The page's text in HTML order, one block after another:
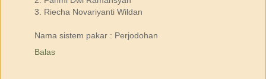
3. Riecha Novariyanti Wildan
Nama sistem pakar : Perjodohan
Balas